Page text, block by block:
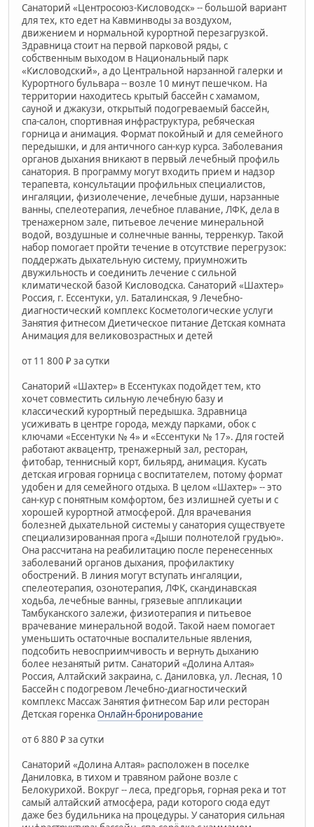
Санаторий «Центросоюз-Кисловодск» -- большой вариант
для тех, кто едет на Кавминводы за воздухом,
движением и нормальной курортной перезагрузкой.
Здравница стоит на первой парковой ряды, с
собственным выходом в Национальный парк
«Кисловодский», а до Центральной нарзанной галерки и
Курортного бульвара -- возле 10 минут пешечком. На
территории находитесь крытый бассейн с хамамом,
сауной и джакузи, открытый подогреваемый бассейн,
спа-салон, спортивная инфраструктура, ребяческая
горница и анимация. Формат покойный и для семейного
передышки, и для античного сан-кур курса. Заболевания
органов дыхания вникают в первый лечебный профиль
санатория. В программу могут входить прием и надзор
терапевта, консультации профильных специалистов,
ингаляции, физиолечение, лечебные души, нарзанные
ванны, спелеотерапия, лечебное плавание, ЛФК, дела в
тренажерном зале, питьевое лечение минеральной
водой, воздушные и солнечные ванны, терренкур. Такой
набор помогает пройти течение в отсутствие перегрузок:
поддержать дыхательную систему, приумножить
двужильность и соединить лечение с сильной
климатической базой Кисловодска. Санаторий «Шахтер»
Россия, г. Ессентуки, ул. Баталинская, 9 Лечебно-
диагностический комплекс Косметологические услуги
Занятия фитнесом Диетическое питание Детская комната
Анимация для великовозрастных и детей
от 11 800 ₽ за сутки
Санаторий «Шахтер» в Ессентуках подойдет тем, кто
хочет совместить сильную лечебную базу и
классический курортный передышка. Здравница
усиживать в центре города, между парками, обок с
ключами «Ессентуки № 4» и «Ессентуки № 17». Для гостей
работают аквацентр, тренажерный зал, ресторан,
фитобар, теннисный корт, бильярд, анимация. Кусать
детская игровая горница с воспитателем, потому формат
удобен и для семейного отдыха. В целом «Шахтер» -- это
сан-кур с понятным комфортом, без излишней суеты и с
хорошей курортной атмосферой. Для врачевания
болезней дыхательной системы у санатория существуете
специализированная прога «Дыши полнотелой грудью».
Она рассчитана на реабилитацию после перенесенных
заболеваний органов дыхания, профилактику
обострений. В линия могут вступать ингаляции,
спелеотерапия, озонотерапия, ЛФК, скандинавская
ходьба, лечебные ванны, грязевые аппликации
Тамбуканского залежи, физиотерапия и питьевое
врачевание минеральной водой. Такой наем помогает
уменьшить остаточные воспалительные явления,
подсобить невосприимчивость и вернуть дыханию
более незанятый ритм. Санаторий «Долина Алтая»
Россия, Алтайский закраина, с. Даниловка, ул. Лесная, 10
Бассейн с подогревом Лечебно-диагностический
комплекс Массаж Занятия фитнесом Бар или ресторан
Детская горенкаОнлайн-бронирование
от 6 880 ₽ за сутки
Санаторий «Долина Алтая» расположен в поселке
Даниловка, в тихом и травяном районе возле с
Белокурихой. Вокруг -- леса, предгорья, горная река и тот
самый алтайский атмосфера, ради которого сюда едут
даже без будильника на процедуры. У санатория сильная